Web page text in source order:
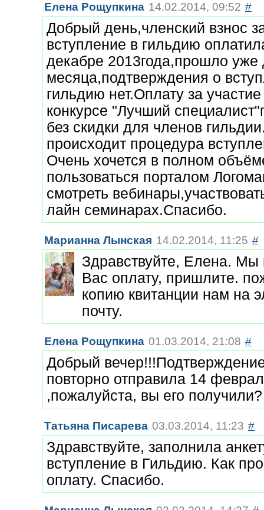
Елена Рощупкина 14.02.2014, 09:52 #
Добрый день,членский взнос
вступление в гильдию
декабре 2013года,прошло уже
месяца,подтверждения о
гильдию нет.Оплату за участие
конкурсе "Лучший
без скидки для членов
происходит процедура
Очень хочется в полном
пользоваться порталом
смотреть
лайн семинарах.Спасибо.
Марианна Лынская 14.02.2014, 11:25 #
Здравствуйте, Елена. Мы
Вас оплату, пришлите.
копию квитанции нам на
почту.
Елена Рощупкина 01.03.2014, 21:08 #
Добрый
повторно отправила 14
,пожалуйста, вы его получили?
Татьяна Писарева 03.03.2014, 11:23 #
Здравствуйте, заполнила
вступление в Гильдию. Как
оплату. Спасибо.